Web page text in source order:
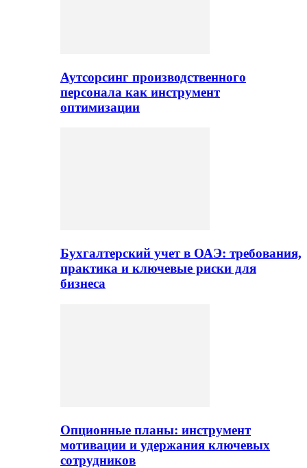
Аутсорсинг производственного
персонала как инструмент
оптимизации
Бухгалтерский учет в ОАЭ: требования,
практика и ключевые риски для
бизнеса
Опционные планы: инструмент
мотивации и удержания ключевых
сотрудников